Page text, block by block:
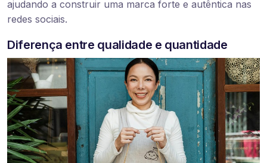
ajudando a construir uma marca forte e autêntica nas
redes sociais.
Diferença entre qualidade e quantidade